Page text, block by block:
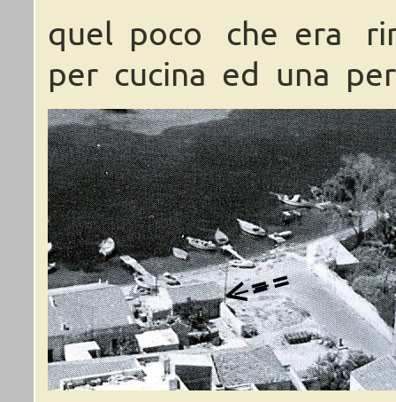
quel poco che era
per cucina ed una